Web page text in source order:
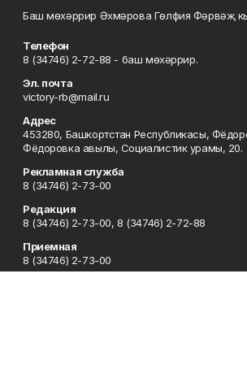
Баш мөхәррир Әхмәрова Гөлфия Фәрвәҗ
Телефон
8 (34746) 2-72-88 - баш мөхәррир.
Эл. почта
victory-rb@mail.ru
Адрес
453280, Башкортстан Республикасы,
Фёдоровка авылы, Социалистик урамы, 20.
Рекламная служба
8 (34746) 2-73-00
Редакция
8 (34746) 2-73-00, 8 (34746) 2-72-88
Приемная
8 (34746) 2-73-00